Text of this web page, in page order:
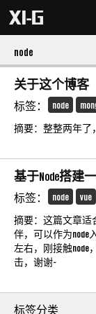
node
关于这个博客
标签： node
摘要：整整两年了
基于Node搭建
标签： node vue
摘要：这篇文章适
伴，可以作为node
左右，刚接触
击，谢谢~
标签分类